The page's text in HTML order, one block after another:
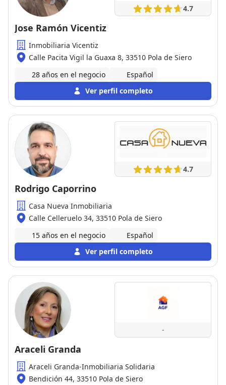
4.7
Jose Ramón Vicentiz
Inmobiliaria Vicentiz
Calle Pacita Vigil la Guaxa 8, 33510 Pola de Siero
28 años en el negocio
Español
Ver perfil completo
4.7
Rodrigo Caporrino
Casa Nueva Inmobiliaria
Calle Celleruelo 34, 33510 Pola de Siero
15 años en el negocio
Español
Ver perfil completo
-
Araceli Granda
Araceli Granda-Inmobiliaria Solidaria
Bendición 44, 33510 Pola de Siero